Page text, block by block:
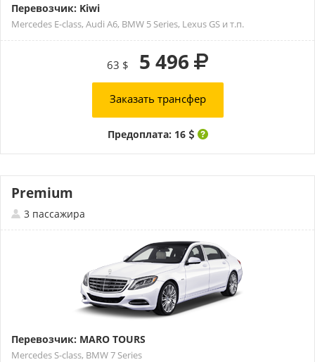
Перевозчик: Kiwi
Mercedes E-class, Audi A6, BMW 5 Series, Lexus GS и т.п.
63 $ 5 496
Заказать трансфер
Предоплата: 16
Premium
3 пассажира
Перевозчик: MARO TOURS
Mercedes S-class, BMW 7 Series